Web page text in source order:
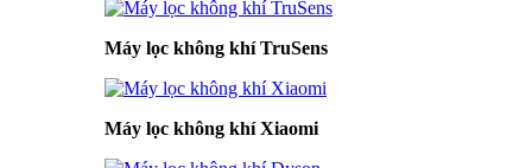
Máy lọc không khí TruSens
Máy lọc không khí Xiaomi